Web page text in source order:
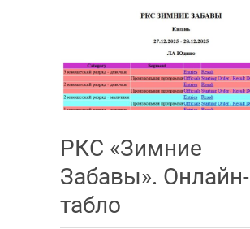
РКС «Зимние
Забавы». Онлайн-
табло